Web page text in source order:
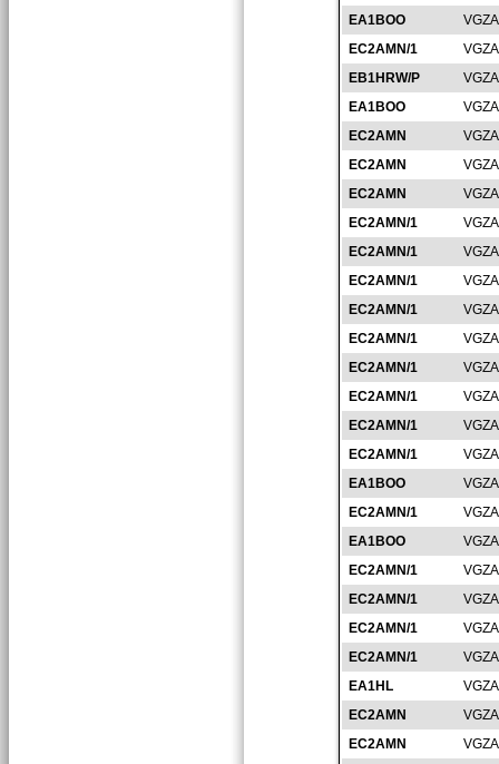
EA1BOO
EC2AMN/1
EB1HRW/P
EA1BOO
EC2AMN
EC2AMN
EC2AMN
EC2AMN/1
EC2AMN/1
EC2AMN/1
EC2AMN/1
EC2AMN/1
EC2AMN/1
EC2AMN/1
EC2AMN/1
EC2AMN/1
EA1BOO
EC2AMN/1
EA1BOO
EC2AMN/1
EC2AMN/1
EC2AMN/1
EC2AMN/1
EA1HL
EC2AMN
EC2AMN